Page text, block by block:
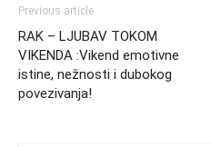
Previous article
RAK – LJUBAV TOKOM
VIKENDA :Vikend emotivne
istine, nežnosti i dubokog
povezivanja!